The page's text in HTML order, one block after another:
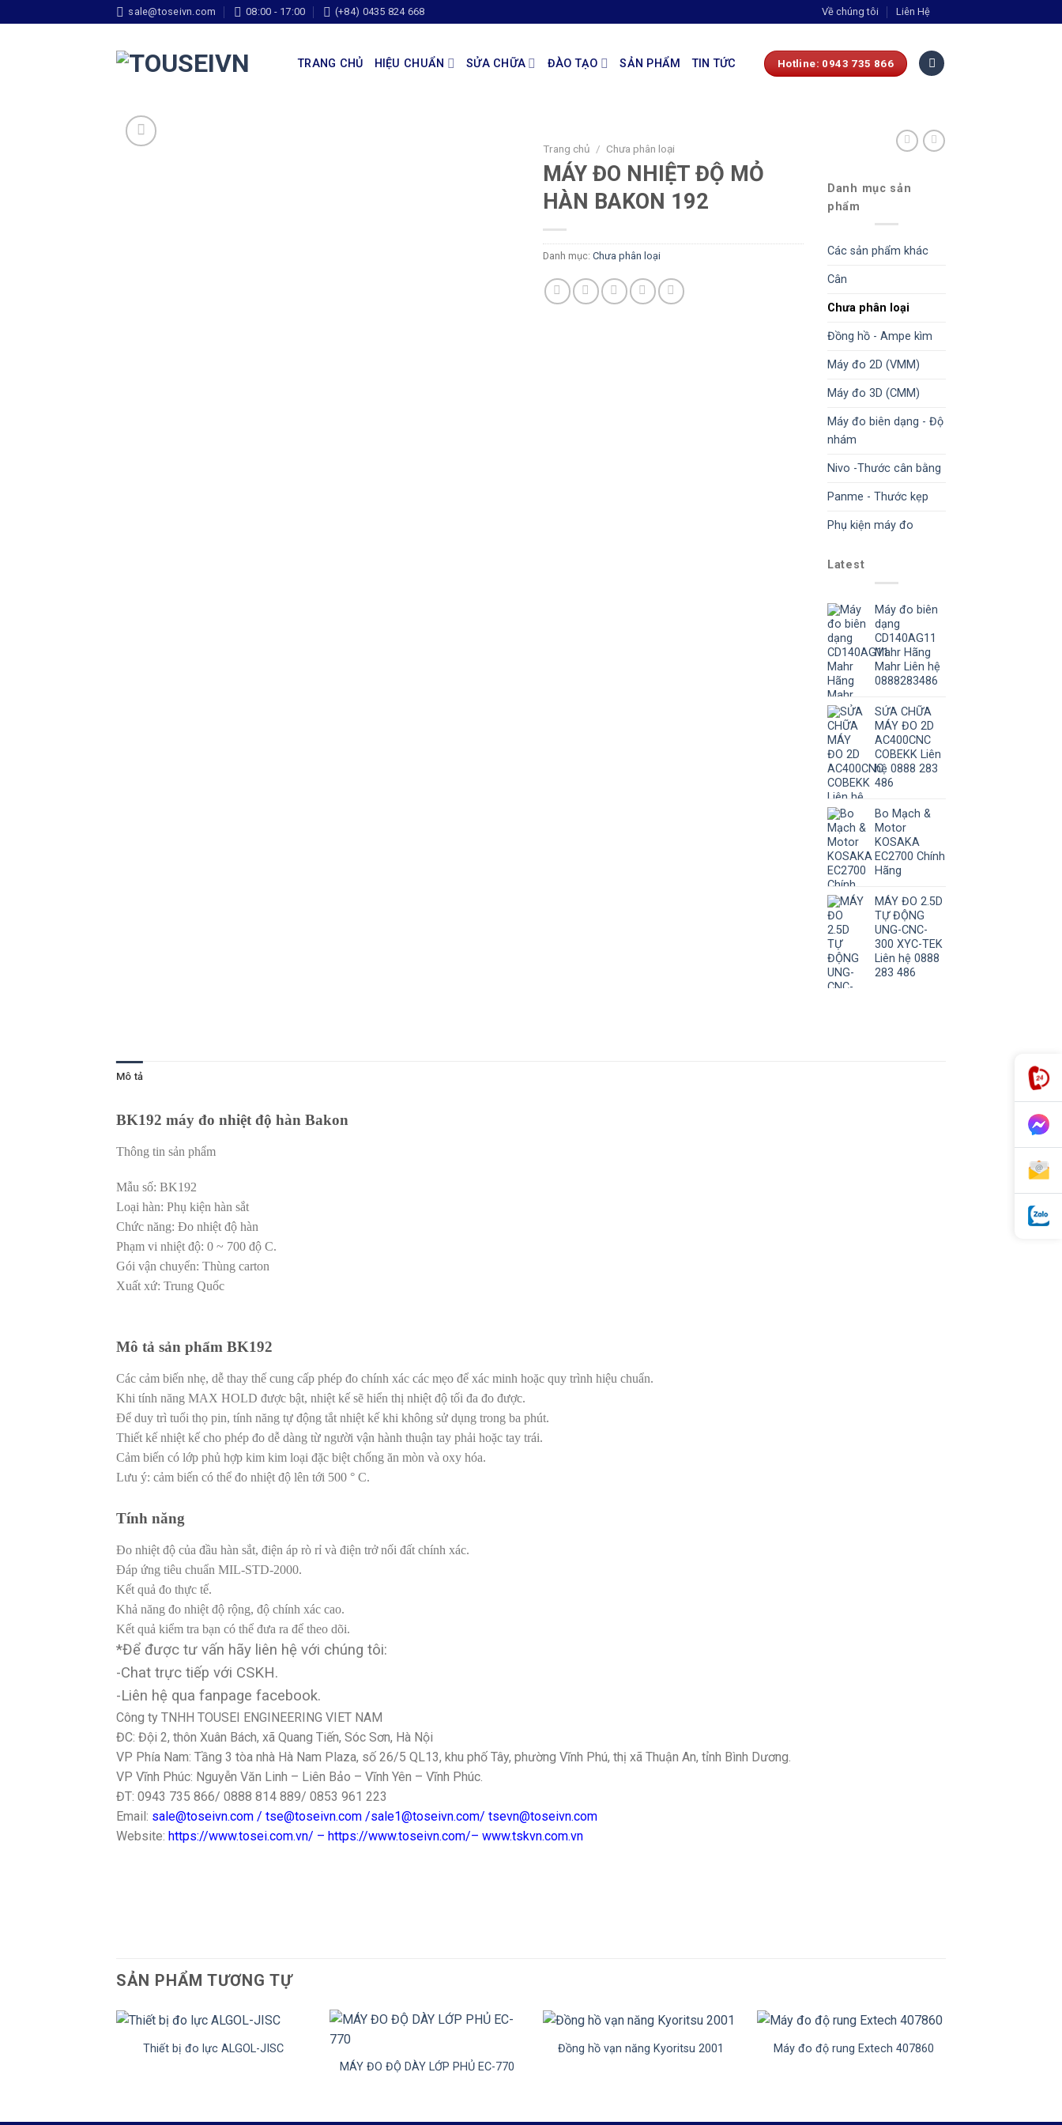
sale@toseivn.com 08:00 - 17:00 (+84) 0435 824 668 Về chúng tôi Liên Hệ
TRANG CHỦ HIỆU CHUẨN SỬA CHỮA ĐÀO TẠO SẢN PHẨM TIN TỨC Hotline: 0943 735 866
Trang chủ / Chưa phân loại
MÁY ĐO NHIỆT ĐỘ MỎ
HÀN BAKON 192
Danh mục: Chưa phân loại
Danh mục sản
phẩm
Các sản phẩm khác
Cân
Chưa phân loại
Đồng hồ - Ampe kìm
Máy đo 2D (VMM)
Máy đo 3D (CMM)
Máy đo biên dạng - Độ
nhám
Nivo -Thước cân bằng
Panme - Thước kẹp
Phụ kiện máy đo
Latest
Máy đo biên
dạng
CD140AG11
Mahr Hãng
Mahr Liên hệ
0888283486
SỬA CHỮA
MÁY ĐO 2D
AC400CNC
COBEKK Liên
hệ 0888 283
486
Bo Mạch &
Motor
KOSAKA
EC2700 Chính
Hãng
MÁY ĐO 2.5D
TỰ ĐỘNG
UNG-CNC-
300 XYC-TEK
Liên hệ 0888
283 486
Mô tả
BK192 máy đo nhiệt độ hàn Bakon
Thông tin sản phẩm
Mẫu số: BK192
Loại hàn: Phụ kiện hàn sắt
Chức năng: Đo nhiệt độ hàn
Phạm vi nhiệt độ: 0 ~ 700 độ C.
Gói vận chuyển: Thùng carton
Xuất xứ: Trung Quốc
Mô tả sản phẩm BK192
Các cảm biến nhẹ, dễ thay thế cung cấp phép đo chính xác các mẹo để xác minh hoặc quy trình hiệu chuẩn.
Khi tính năng MAX HOLD được bật, nhiệt kế sẽ hiển thị nhiệt độ tối đa đo được.
Để duy trì tuổi thọ pin, tính năng tự động tắt nhiệt kế khi không sử dụng trong ba phút.
Thiết kế nhiệt kế cho phép đo dễ dàng từ người vận hành thuận tay phải hoặc tay trái.
Cảm biến có lớp phủ hợp kim kim loại đặc biệt chống ăn mòn và oxy hóa.
Lưu ý: cảm biến có thể đo nhiệt độ lên tới 500 ° C.
Tính năng
Đo nhiệt độ của đầu hàn sắt, điện áp rò rỉ và điện trở nối đất chính xác.
Đáp ứng tiêu chuẩn MIL-STD-2000.
Kết quả đo thực tế.
Khả năng đo nhiệt độ rộng, độ chính xác cao.
Kết quả kiểm tra bạn có thể đưa ra để theo dõi.
*Để được tư vấn hãy liên hệ với chúng tôi:
-Chat trực tiếp với CSKH.
-Liên hệ qua fanpage facebook.
Công ty TNHH TOUSEI ENGINEERING VIET NAM
ĐC: Đội 2, thôn Xuân Bách, xã Quang Tiến, Sóc Sơn, Hà Nội
VP Phía Nam: Tầng 3 tòa nhà Hà Nam Plaza, số 26/5 QL13, khu phố Tây, phường Vĩnh Phú, thị xã Thuận An, tỉnh Bình Dương.
VP Vĩnh Phúc: Nguyễn Văn Linh – Liên Bảo – Vĩnh Yên – Vĩnh Phúc.
ĐT: 0943 735 866/ 0888 814 889/ 0853 961 223
Email: sale@toseivn.com / tse@toseivn.com /sale1@toseivn.com/ tsevn@toseivn.com
Website: https://www.tosei.com.vn/ – https://www.toseivn.com/– www.tskvn.com.vn
SẢN PHẨM TƯƠNG TỰ
+
Thiết bị đo lực ALGOL-JISC
+
MÁY ĐO ĐỘ DÀY LỚP PHỦ EC-770
+
Đồng hồ vạn năng Kyoritsu 2001
+
Máy đo độ rung Extech 407860